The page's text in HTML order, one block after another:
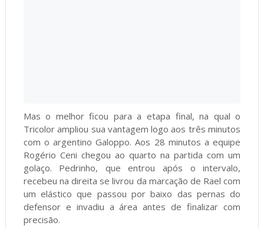
Mas o melhor ficou para a etapa final, na qual o
Tricolor ampliou sua vantagem logo aos três minutos
com o argentino Galoppo. Aos 28 minutos a equipe
Rogério Ceni chegou ao quarto na partida com um
golaço. Pedrinho, que entrou após o intervalo,
recebeu na direita se livrou da marcação de Rael com
um elástico que passou por baixo das pernas do
defensor e invadiu a área antes de finalizar com
precisão.